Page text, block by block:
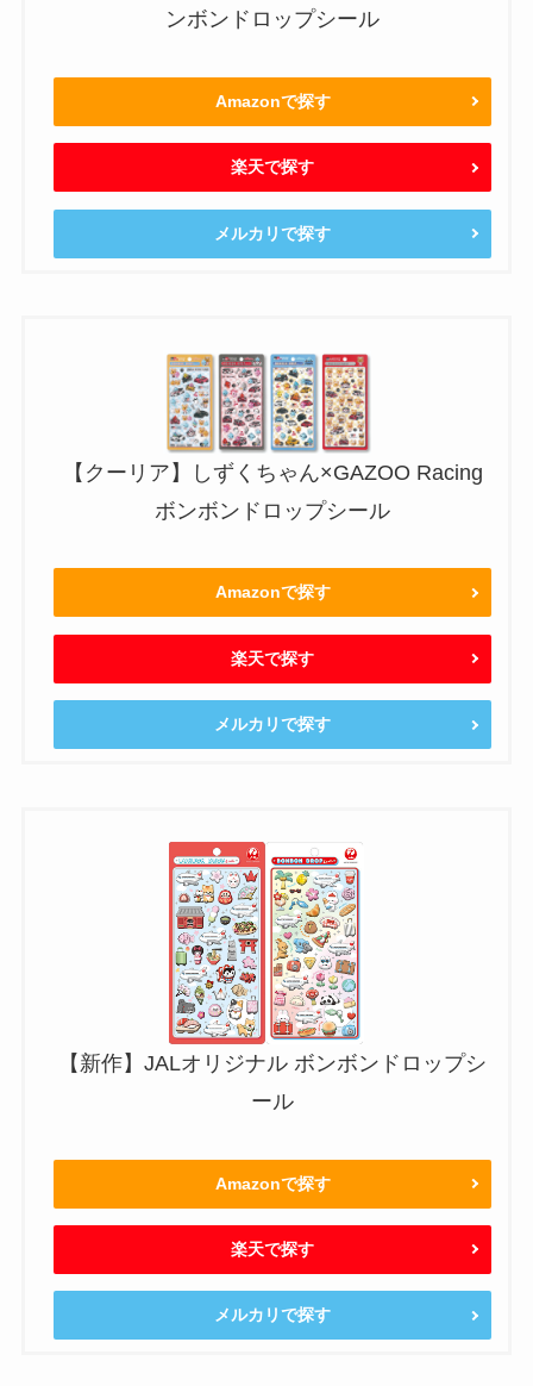
ンボンドロップシール
Amazonで探す
楽天で探す
メルカリで探す
【クーリア】しずくちゃん×GAZOO Racing
ボンボンドロップシール
Amazonで探す
楽天で探す
メルカリで探す
【新作】JALオリジナル ボンボンドロップシ
ール
Amazonで探す
楽天で探す
メルカリで探す